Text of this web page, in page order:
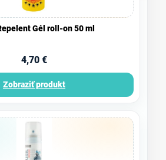
Gél roll-on 50 ml
4,70 €
Zobraziť produkt